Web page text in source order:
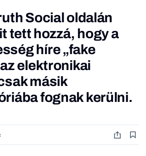
Social oldalán
tett hozzá, hogy a
híre „fake
elektronikai
másik
fognak kerülni.